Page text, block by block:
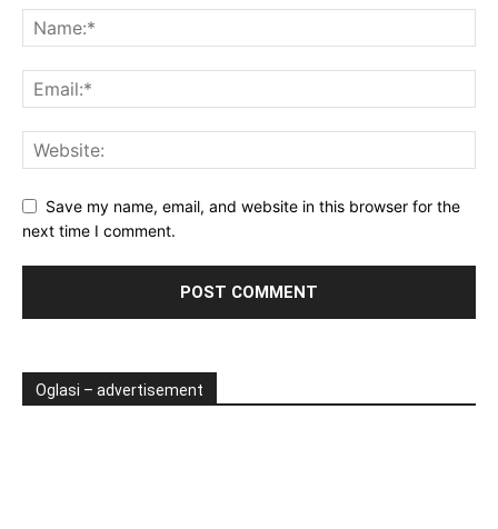
Save my name, email, and website in this browser for the
next time I comment.
Oglasi – advertisement